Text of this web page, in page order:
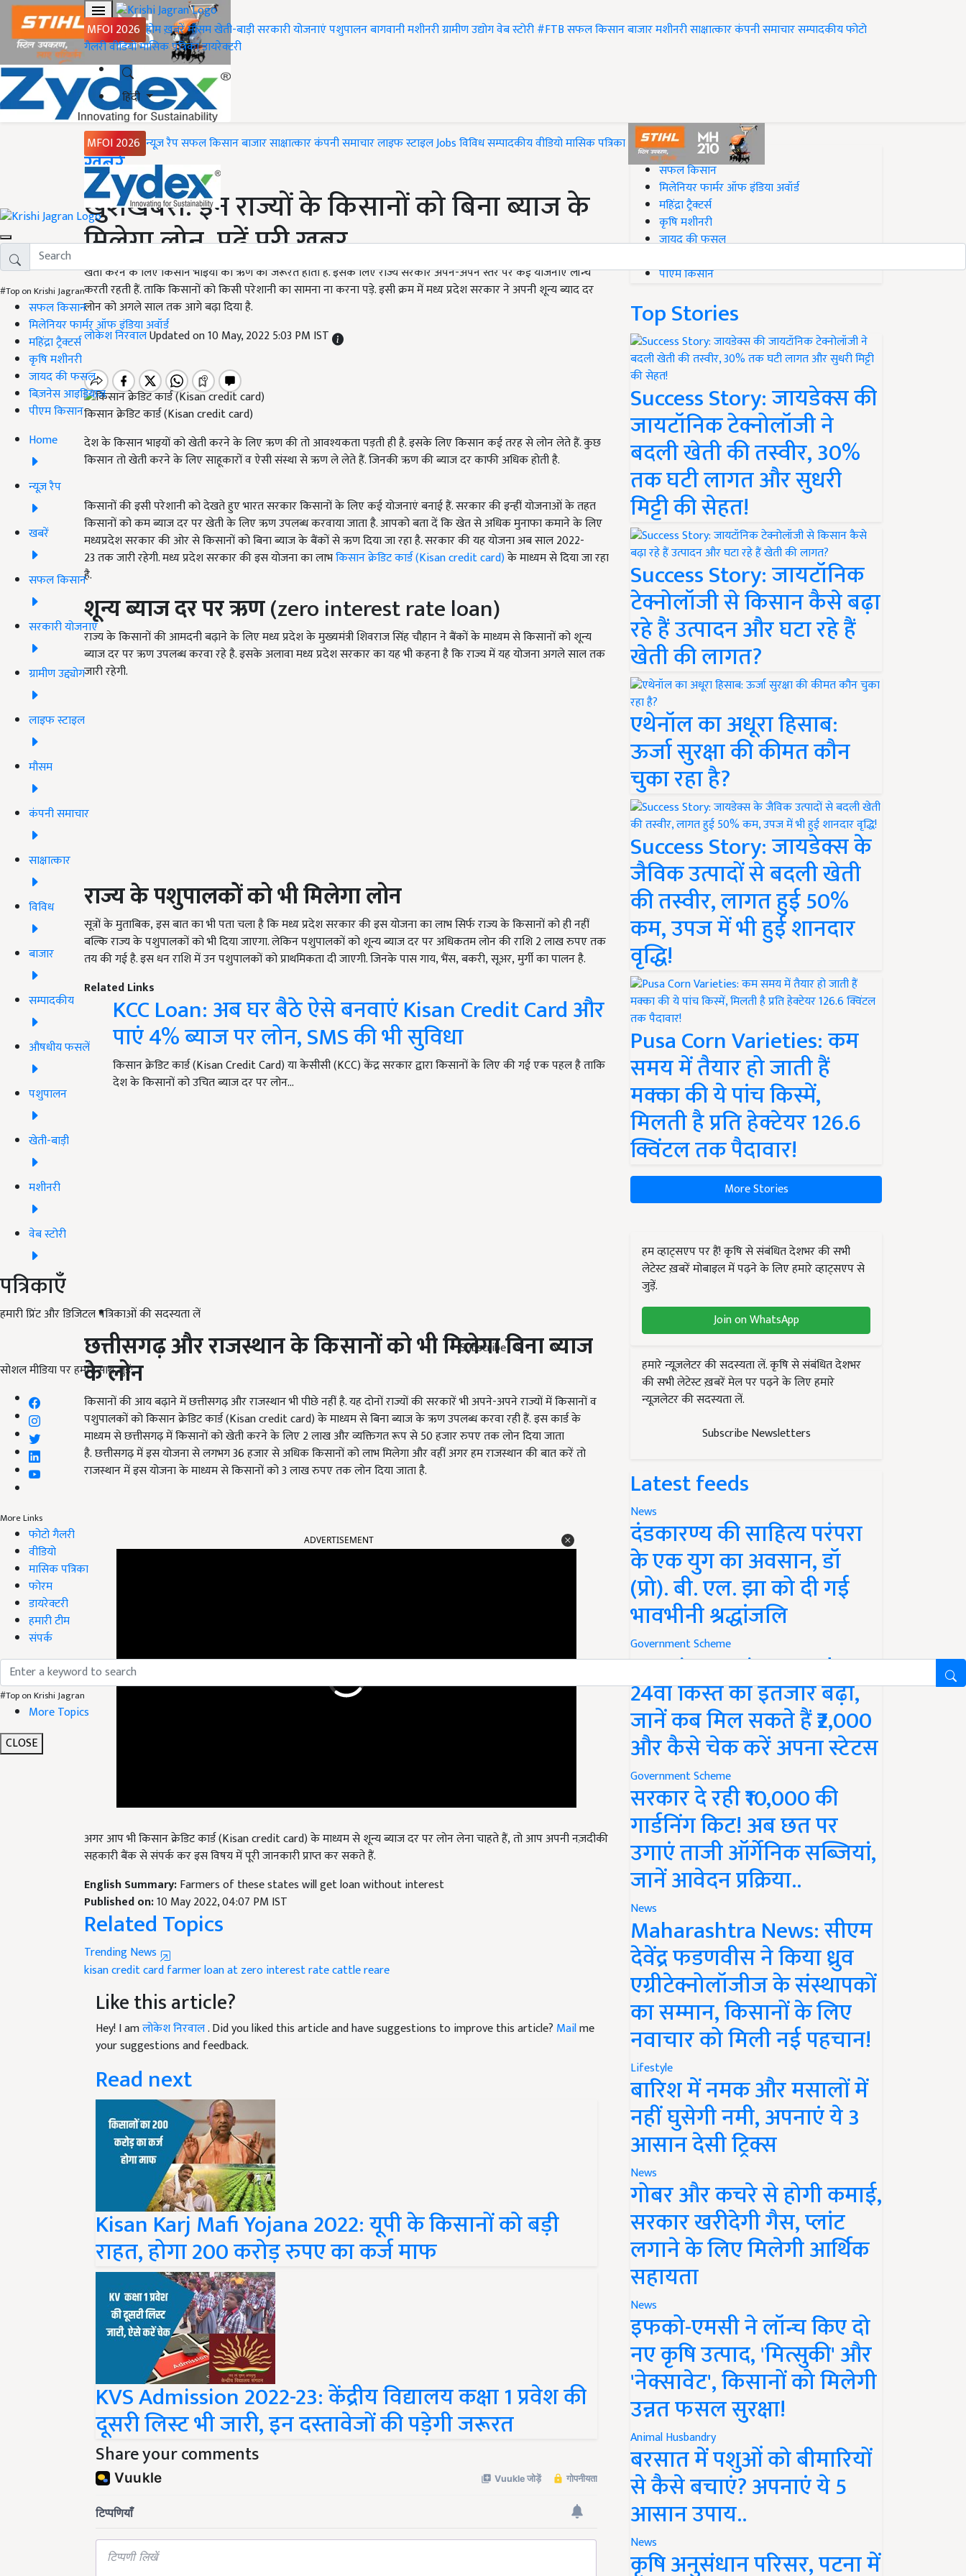
MFOI 2026 होमख़बरेंमौसमखेती-बाड़ीसरकारी योजनाएंपशुपालनबागवानीमशीनरीग्रामीण उद्योगवेब स्टोरी#FTBसफल किसानबाजारमशीनरीसाक्षात्कारकंपनी समाचारसम्पादकीयफोटो
गैलरीवीडियोमासिक पत्रिकाडायरेक्टरी
हिंदी
MFOI 2026 न्यूज़ रैपसफल किसानबाजारसाक्षात्कारकंपनी समाचारलाइफ स्टाइलJobsविविधसम्पादकीयवीडियोमासिक पत्रिका
#Top on Krishi Jagran
सफल किसान
मिलेनियर फार्मर ऑफ इंडिया अवॉर्ड
महिंद्रा ट्रैक्टर्स
कृषि मशीनरी
जायद की फसल
बिज़नेस आइडियाज
पीएम किसान
Home
न्यूज़ रैप
खबरें
सफल किसान
सरकारी योजनाएं
ग्रामीण उद्द्योग
लाइफ स्टाइल
मौसम
कंपनी समाचार
साक्षात्कार
विविध
बाजार
सम्पादकीय
औषधीय फसलें
पशुपालन
खेती-बाड़ी
मशीनरी
वेब स्टोरी
पत्रिकाएँ
हमारी प्रिंट और डिजिटल पत्रिकाओं की सदस्यता लें
Subscribe
सोशल मीडिया पर हमारे साथ जुड़ें:
More Links
फोटो गैलरी
वीडियो
मासिक पत्रिका
फोरम
डायरेक्टरी
हमारी टीम
संपर्क
#Top on Krishi Jagran
More Topics
CLOSE
Home
ख़बरें
खुशखबरी: इन राज्यों के किसानों को बिना ब्याज के
मिलेगा लोन, पढ़ें पूरी खबर
खेती करने के लिए किसान भाइयों को ऋण की जरूरत होती है. इसके लिए राज्य सरकार अपने-अपने स्तर पर कई योजनाएं लॉन्च
करती रहती हैं. ताकि किसानों को किसी परेशानी का सामना ना करना पड़े. इसी क्रम में मध्य प्रदेश सरकार ने अपनी शून्य ब्याद दर
लोन को अगले साल तक आगे बढ़ा दिया है.
लोकेश निरवालUpdated on 10 May, 2022 5:03 PM IST
किसान क्रेडिट कार्ड (Kisan credit card)
देश के किसान भाइयों को खेती करने के लिए ऋण की तो आवश्यकता पड़ती ही है. इसके लिए किसान कई तरह से लोन लेते हैं. कुछ
किसान तो खेती करने के लिए साहूकारों व ऐसी संस्था से ऋण ले लेते हैं. जिनकी ऋण की ब्याज दर काफी अधिक होती है.
किसानों की इसी परेशानी को देखते हुए भारत सरकार किसानों के लिए कई योजनाएं बनाई हैं. सरकार की इन्हीं योजनाओं के तहत
किसानों को कम ब्याज दर पर खेती के लिए ऋण उपलब्ध करवाया जाता है. आपको बता दें कि खेत से अधिक मुनाफा कमाने के लिए
मध्यप्रदेश सरकार की ओर से किसानों को बिना ब्याज के बैंकों से ऋण दिया जा रहा है. सरकार की यह योजना अब साल 2022-
23 तक जारी रहेगी. मध्य प्रदेश सरकार की इस योजना का लाभकिसान क्रेडिट कार्ड (Kisan credit card)के माध्यम से दिया जा रहा
है.
शून्य ब्याज दर पर ऋण(zero interest rate loan)
राज्य के किसानों की आमदनी बढ़ाने के लिए मध्य प्रदेश के मुख्यमंत्री शिवराज सिंह चौहान ने बैंकों के माध्यम से किसानों को शून्य
ब्याज दर पर ऋण उपलब्ध करवा रहे है. इसके अलावा मध्य प्रदेश सरकार का यह भी कहना है कि राज्य में यह योजना अगले साल तक
जारी रहेगी.
राज्य के पशुपालकों को भी मिलेगा लोन
सूत्रों के मुताबिक, इस बात का भी पता चला है कि मध्य प्रदेश सरकार की इस योजना का लाभ सिर्फ राज्य के किसानों को ही नहीं
बल्कि राज्य के पशुपालकों को भी दिया जाएगा. लेकिन पशुपालकों को शून्य ब्याज दर पर अधिकतम लोन की राशि 2 लाख रुपए तक
तय की गई है. इस धन राशि में उन पशुपालकों को प्राथमिकता दी जाएगी. जिनके पास गाय, भैंस, बकरी, सूअर, मुर्गी का पालन है.
Related Links
KCC Loan: अब घर बैठे ऐसे बनवाएं Kisan Credit Card और
पाएं 4% ब्याज पर लोन, SMS की भी सुविधा
किसान क्रेडिट कार्ड (Kisan Credit Card) या केसीसी (KCC) केंद्र सरकार द्वारा किसानों के लिए की गई एक पहल है ताकि
देश के किसानों को उचित ब्याज दर पर लोन…
छत्तीसगढ़ और राजस्थान के किसानों को भी मिलेगा बिना ब्याज
के लोन
किसानों की आय बढ़ाने में छत्तीसगढ़ और राजस्थान भी पीछे नहीं है. यह दोनों राज्यों की सरकारें भी अपने-अपने राज्यों में किसानों व
पशुपालकों को किसान क्रेडिट कार्ड (Kisan credit card)के माध्यम से बिना ब्याज के ऋण उपलब्ध करवा रही हैं.इस कार्ड के
माध्यम से छत्तीसगढ़ में किसानों को खेती करने के लिए 2 लाख और व्यक्तिगत रूप से 50 हजार रुपए तक लोन दिया जाता
है. छत्तीसगढ़ में इस योजना से लगभग 36 हजार से अधिक किसानों को लाभ मिलेगा और वहीं अगर हम राजस्थान की बात करें तो
राजस्थान में इस योजना के माध्यम से किसानों को 3 लाख रुपए तक लोन दिया जाता है.
सहकारी बैंक से संपर्क कर इस विषय में पूरी जानकारी प्राप्त कर सकते हैं.
Farmers of these states will get loan without interest
Published on:10 May 2022, 04:07 PM IST
Related Topics
Trending News
kisan credit cardfarmer
Like this article?
Hey! I amलोकेश निरवाल. Did you liked this article and have suggestions to improve this article?
your suggestions and feedback.
Read next
Kisan Karj Mafi Yojana 2022: यूपी के किसानों को बड़ी
राहत, होगा 200 करोड़ रुपए का कर्ज माफ
KVS Admission 2022-23: केंद्रीय विद्यालय कक्षा 1 प्रवेश की
दूसरी लिस्ट भी जारी, इन दस्तावेजों की पड़ेगी जरूरत
Share your comments
#Top on Krishi Jagran
सफल किसान
मिलेनियर फार्मर ऑफ इंडिया अवॉर्ड
महिंद्रा ट्रैक्टर्स
कृषि मशीनरी
जायद की फसल
पीएम किसान
Top Stories
Success Story: जायडेक्स की
जायटॉनिक टेक्नोलॉजी ने
बदली खेती की तस्वीर, 30%
तक घटी लागत और सुधरी
मिट्टी की सेहत!
Success Story: जायटॉनिक
टेक्नोलॉजी से किसान कैसे बढ़ा
रहे हैं उत्पादन और घटा रहे हैं
खेती की लागत?
एथेनॉल का अधूरा हिसाब:
ऊर्जा सुरक्षा की कीमत कौन
चुका रहा है?
Success Story: जायडेक्स के
जैविक उत्पादों से बदली खेती
की तस्वीर, लागत हुई 50%
कम, उपज में भी हुई शानदार
वृद्धि!
Pusa Corn Varieties: कम
समय में तैयार हो जाती हैं
मक्का की ये पांच किस्में,
मिलती है प्रति हेक्टेयर 126.6
क्विंटल तक पैदावार!
More Stories
हम व्हाट्सएप पर हैं! कृषि से संबंधित देशभर की सभी
लेटेस्ट ख़बरें मोबाइल में पढ़ने के लिए हमारे व्हाट्सएप से
जुड़ें.
Join on WhatsApp
हमारे न्यूज़लेटर की सदस्यता लें. कृषि से संबंधित देशभर
की सभी लेटेस्ट ख़बरें मेल पर पढ़ने के लिए हमारे
न्यूज़लेटर की सदस्यता लें.
Subscribe Newsletters
Latest feeds
News
दंडकारण्य की साहित्य परंपरा
के एक युग का अवसान, डॉ
(प्रो). बी. एल. झा को दी गई
भावभीनी श्रद्धांजलि
Government Scheme
PM Kisan Yojana Update:
24वीं किस्त का इंतजार बढ़ा,
जानें कब मिल सकते हैं ₹2,000
और कैसे चेक करें अपना स्टेटस
Government Scheme
सरकार दे रही ₹10,000 की
गार्डनिंग किट! अब छत पर
उगाएं ताजी ऑर्गेनिक सब्जियां,
जानें आवेदन प्रक्रिया..
News
Maharashtra News: सीएम
देवेंद्र फडणवीस ने किया ध्रुव
एग्रीटेक्नोलॉजीज के संस्थापकों
का सम्मान, किसानों के लिए
नवाचार को मिली नई पहचान!
Lifestyle
बारिश में नमक और मसालों में
नहीं घुसेगी नमी, अपनाएं ये 3
आसान देसी ट्रिक्स
News
गोबर और कचरे से होगी कमाई,
सरकार खरीदेगी गैस, प्लांट
लगाने के लिए मिलेगी आर्थिक
सहायता
News
इफको-एमसी ने लॉन्च किए दो
नए कृषि उत्पाद, 'मित्सुकी' और
'नेक्सावेट', किसानों को मिलेगी
उन्नत फसल सुरक्षा!
Animal Husbandry
बरसात में पशुओं को बीमारियों
से कैसे बचाएं? अपनाएं ये 5
आसान उपाय..
News
कृषि अनुसंधान परिसर, पटना में